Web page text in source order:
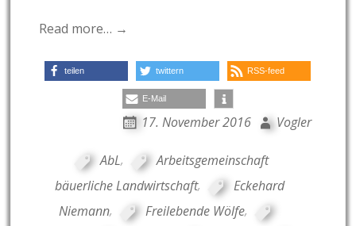
Read more… →
teilen twittern RSS-feed
E-Mail
17. November 2016 Vogler
AbL,
Arbeitsgemeinschaft
bäuerliche Landwirtschaft,
Eckehard
Niemann, Freilebende Wölfe,